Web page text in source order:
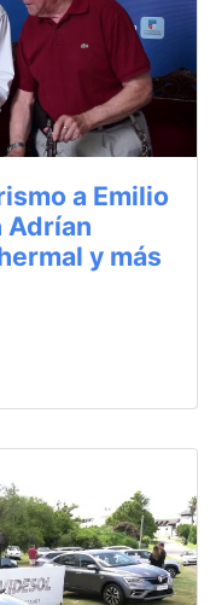
a Emilio
Adrían
y más